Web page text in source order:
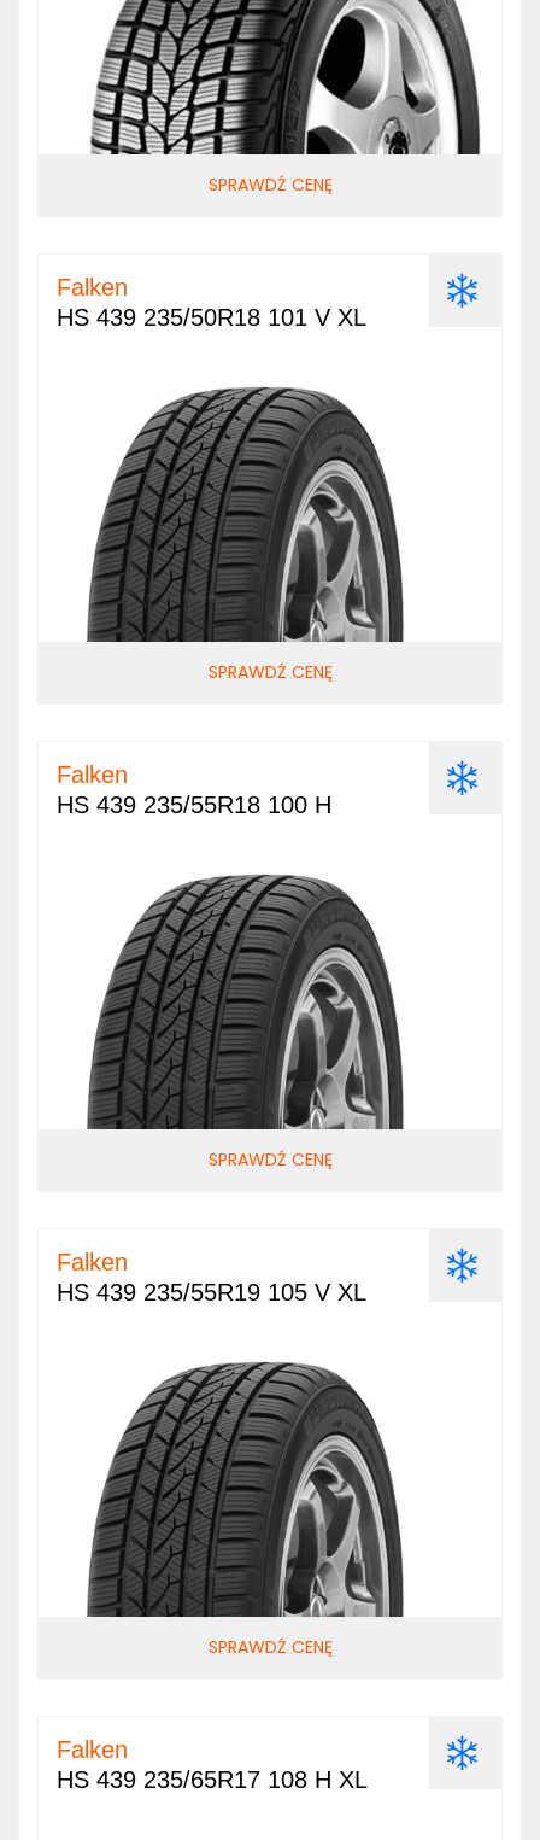
SPRAWDŹ CENĘ
Falken
HS 439 235/50R18 101 V XL
SPRAWDŹ CENĘ
Falken
HS 439 235/55R18 100 H
SPRAWDŹ CENĘ
Falken
HS 439 235/55R19 105 V XL
SPRAWDŹ CENĘ
Falken
HS 439 235/65R17 108 H XL